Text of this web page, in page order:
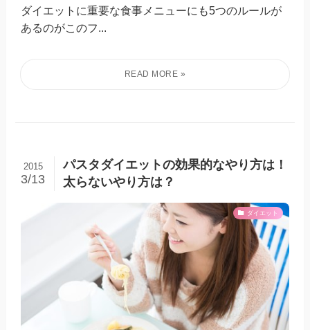
ダイエットに重要な食事メニューにも5つのルールが
あるのがこのフ...
パスタダイエットの効果的なやり方は！
太らないやり方は？
2015
3/13
ダイエット